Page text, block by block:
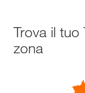
Trova il tuo
zona